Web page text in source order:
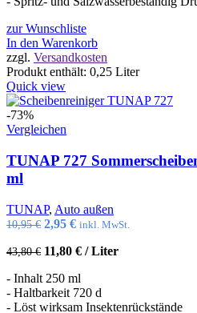
zur Wunschliste
In den Warenkorb
zzgl. Versandkosten
Produkt enthält: 0,25 Liter
Quick view
-73%
Vergleichen
TUNAP 727
ml
TUNAP, Auto außen
10,95€ Ursprünglicher
war:
2,95 €Aktueller
ist:
inkl. MwSt.
43,80€ 11,80 € /Liter
- Inhalt 250 ml
- Haltbarkeit 720 d
- Löst wirksam Insektenrückstände